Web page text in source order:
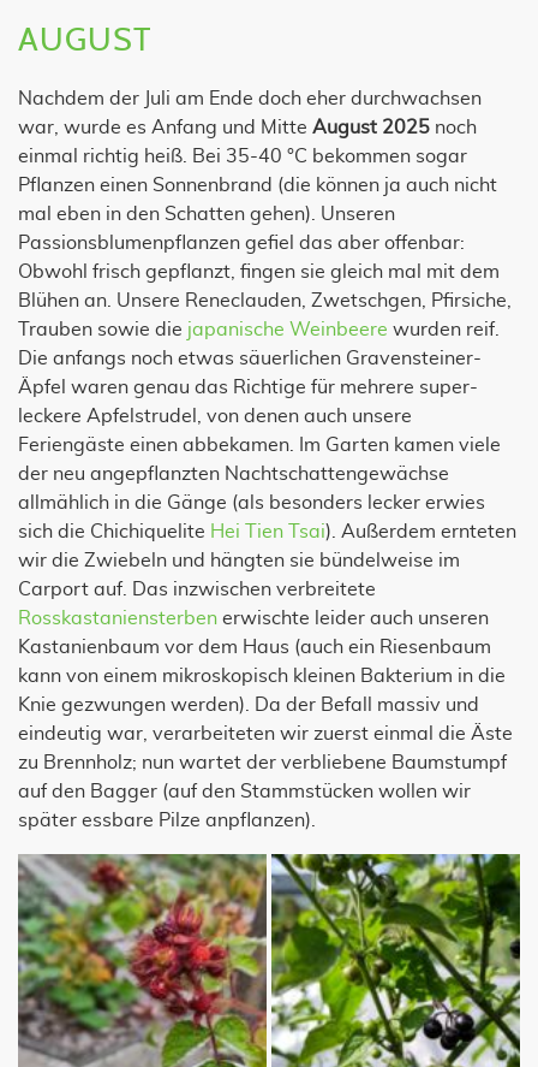
AUGUST
Nachdem der Juli am Ende doch eher durchwachsen
war, wurde es Anfang und Mitte August 2025 noch
einmal richtig heiß. Bei 35-40 °C bekommen sogar
Pflanzen einen Sonnenbrand (die können ja auch nicht
mal eben in den Schatten gehen). Unseren
Passionsblumenpflanzen gefiel das aber offenbar:
Obwohl frisch gepflanzt, fingen sie gleich mal mit dem
Blühen an. Unsere Reneclauden, Zwetschgen, Pfirsiche,
Trauben sowie die japanische Weinbeere wurden reif.
Die anfangs noch etwas säuerlichen Gravensteiner-
Äpfel waren genau das Richtige für mehrere super-
leckere Apfelstrudel, von denen auch unsere
Feriengäste einen abbekamen. Im Garten kamen viele
der neu angepflanzten Nachtschattengewächse
allmählich in die Gänge (als besonders lecker erwies
sich die Chichiquelite Hei Tien Tsai). Außerdem ernteten
wir die Zwiebeln und hängten sie bündelweise im
Carport auf. Das inzwischen verbreitete
Rosskastaniensterben erwischte leider auch unseren
Kastanienbaum vor dem Haus (auch ein Riesenbaum
kann von einem mikroskopisch kleinen Bakterium in die
Knie gezwungen werden). Da der Befall massiv und
eindeutig war, verarbeiteten wir zuerst einmal die Äste
zu Brennholz; nun wartet der verbliebene Baumstumpf
auf den Bagger (auf den Stammstücken wollen wir
später essbare Pilze anpflanzen).